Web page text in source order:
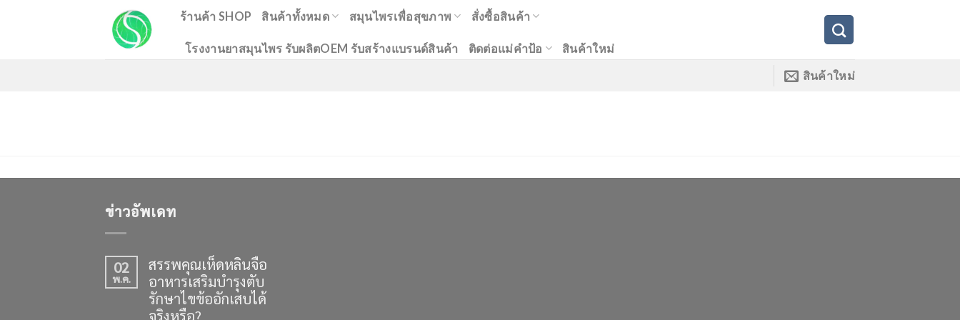
ร้านค้า SHOP สินค้าทั้งหมด สมุนไพรเพื่อสุขภาพ สั่งซื้อสินค้า
โรงงานยาสมุนไพร รับผลิตOEM รับสร้างแบรนด์สินค้า ติดต่อแม่คำป้อ
สินค้าใหม่
สินค้าใหม่
ข่าวอัพเดท
02
พ.ค.
สรรพคุณเห็ดหลินจือ
อาหารเสริมบำรุงตับ
รักษาไขข้ออักเสบได้
จริงหรือ?